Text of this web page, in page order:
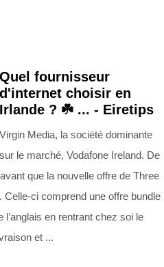
Quel fournisseur
d'internet choisir en
Irlande ? ☘️ ... - Eiretips
Virgin Media, la société dominante
sur le marché, Vodafone Ireland. De
que la nouvelle offre de Three
Celle-ci comprend une offre bundle
en rentrant chez soi le
et ...